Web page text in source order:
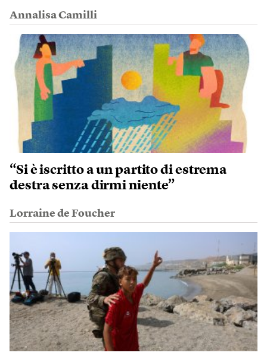
Annalisa Camilli
“Si è iscritto a un partito di estrema
destra senza dirmi niente”
Lorraine de Foucher